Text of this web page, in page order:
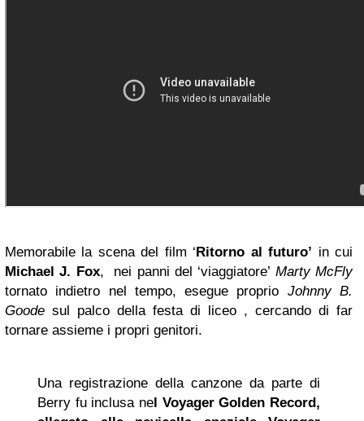
Memorabile la scena del film ‘ Ritorno al futuro’ in cui
Michael J. Fox, nei panni del ‘viaggiatore’ Marty McFly
tornato indietro nel tempo, esegue proprio Johnny B.
Goode sul palco della festa di liceo , cercando di far
tornare assieme i propri genitori.
Una registrazione della canzone da parte di
Berry fu inclusa ne l Voyager Golden Record,